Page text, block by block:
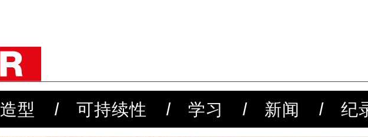
造型 可持续性 学习 新闻 纪